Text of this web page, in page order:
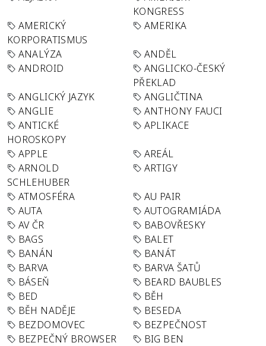
KONGRESS
AMERICKÝ
KORPORATISMUS
AMERIKA
ANALÝZA
ANDĚL
ANDROID
ANGLICKO-ČESKÝ
PŘEKLAD
ANGLICKÝ JAZYK
ANGLIČTINA
ANGLIE
ANTHONY FAUCI
ANTICKÉ
HOROSKOPY
APLIKACE
APPLE
AREÁL
ARNOLD
SCHLEHUBER
ARTIGY
ATMOSFÉRA
AU PAIR
AUTA
AUTOGRAMIÁDA
AV ČR
BABOVŘESKY
BAGS
BALET
BANÁN
BANÁT
BARVA
BARVA ŠATŮ
BÁSEŇ
BEARD BAUBLES
BED
BĚH
BĚH NADĚJE
BESEDA
BEZDOMOVEC
BEZPEČNOST
BEZPEČNÝ BROWSER
BIG BEN